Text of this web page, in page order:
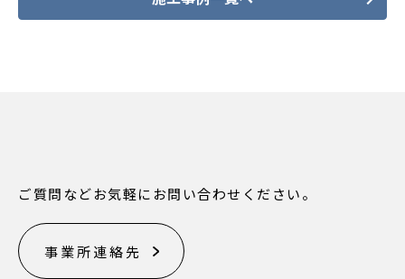
ご質問などお気軽にお問い合わせください。
事業所連絡先